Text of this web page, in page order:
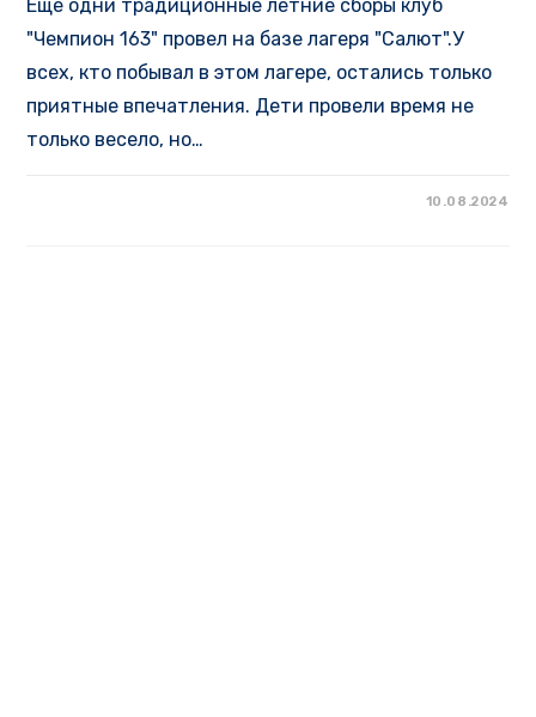
Еще одни традиционные летние сборы клуб
"Чемпион 163" провел на базе лагеря "Салют".У
всех, кто побывал в этом лагере, остались только
приятные впечатления. Дети провели время не
только весело, но…
10.08.2024